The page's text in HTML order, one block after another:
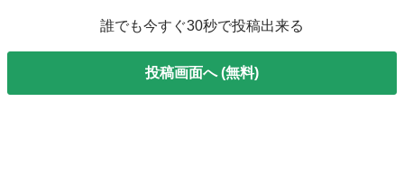
誰でも今すぐ30秒で投稿出来る
投稿画面へ (無料)